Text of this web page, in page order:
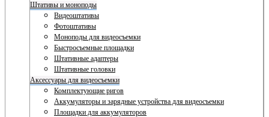
Штативы и моноподы
Видеоштативы
Фотоштативы
Моноподы для видеосъемки
Быстросъемные площадки
Штативные адаптеры
Штативные головки
Аксессуары для видеосъемки
Комплектующие ригов
Аккумуляторы и зарядные устройства для видеосъемки
Площадки для аккумуляторов